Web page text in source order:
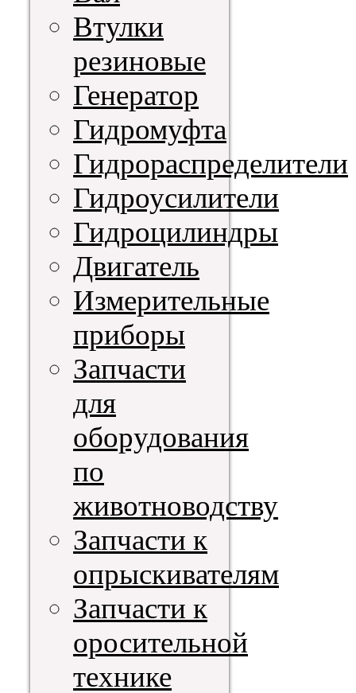
Втулки
резиновые
Генератор
Гидромуфта
Гидрораспределители
Гидроусилители
Гидроцилиндры
Двигатель
Измерительные
приборы
Запчасти
для
оборудования
по
животноводству
Запчасти к
опрыскивателям
Запчасти к
оросительной
технике